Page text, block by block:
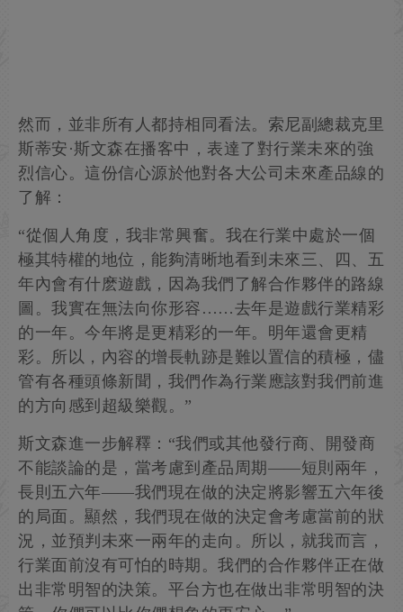
然而，並非所有人都持相同看法。索尼副總裁克里
斯蒂安·斯文森在播客中，表達了對行業未來的強
烈信心。這份信心源於他對各大公司未來產品線的
了解：
“從個人角度，我非常興奮。我在行業中處於一個
極其特權的地位，能夠清晰地看到未來三、四、五
年內會有什麽遊戲，因為我們了解合作夥伴的路線
圖。我實在無法向你形容……去年是遊戲行業精彩
的一年。今年將是更精彩的一年。明年還會更精
彩。所以，內容的增長軌跡是難以置信的積極，儘
管有各種頭條新聞，我們作為行業應該對我們前進
的方向感到超級樂觀。”
斯文森進一步解釋：“我們或其他發行商、開發商
不能談論的是，當考慮到產品周期——短則兩年，
長則五六年——我們現在做的決定將影響五六年後
的局面。顯然，我們現在做的決定會考慮當前的狀
況，並預判未來一兩年的走向。所以，就我而言，
行業面前沒有可怕的時期。我們的合作夥伴正在做
出非常明智的決策。平台方也在做出非常明智的決